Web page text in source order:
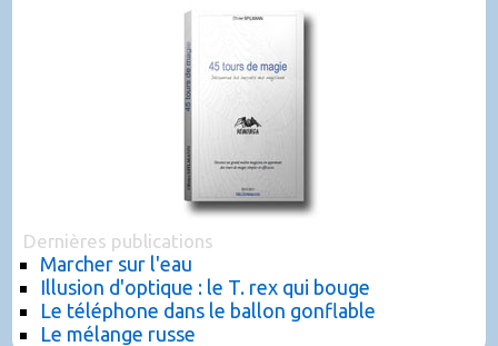
Dernières publications
Marcher sur l'eau
Illusion d'optique : le T. rex qui bouge
Le téléphone dans le ballon gonflable
Le mélange russe